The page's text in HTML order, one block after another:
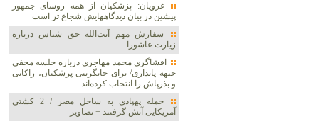
غرویان: پزشکیان از همه روسای جمهور
پیشین در بیان دیدگاههایش شجاع تر است
سفارش مهم آیت‌الله حق شناس درباره
زیارت عاشورا
افشاگری محمد مهاجری درباره جلسه مخفی
جبهه پایداری/ برای جایگزینی پزشکیان، زاکانی
و بذرپاش را انتخاب کرده‌اند
حمله پهپادی به ساحل مصر / 2 کشتی
آمریکایی آتش گرفتند + تصاویر